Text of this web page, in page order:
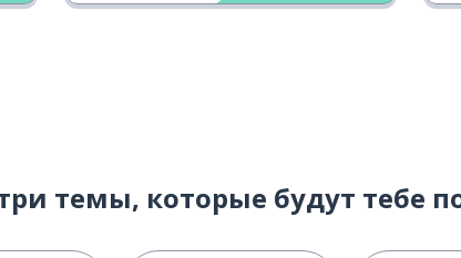
темы, которые будут тебе